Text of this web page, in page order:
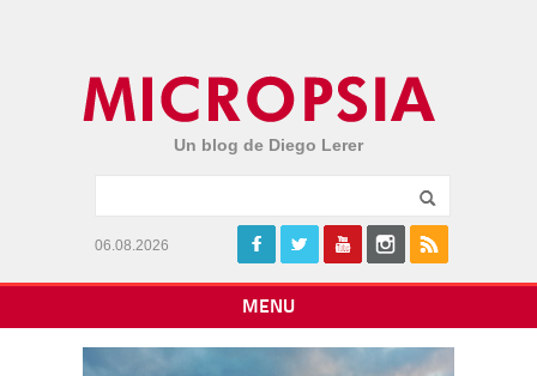
Un blog de Diego Lerer
06.08.2026
MENU